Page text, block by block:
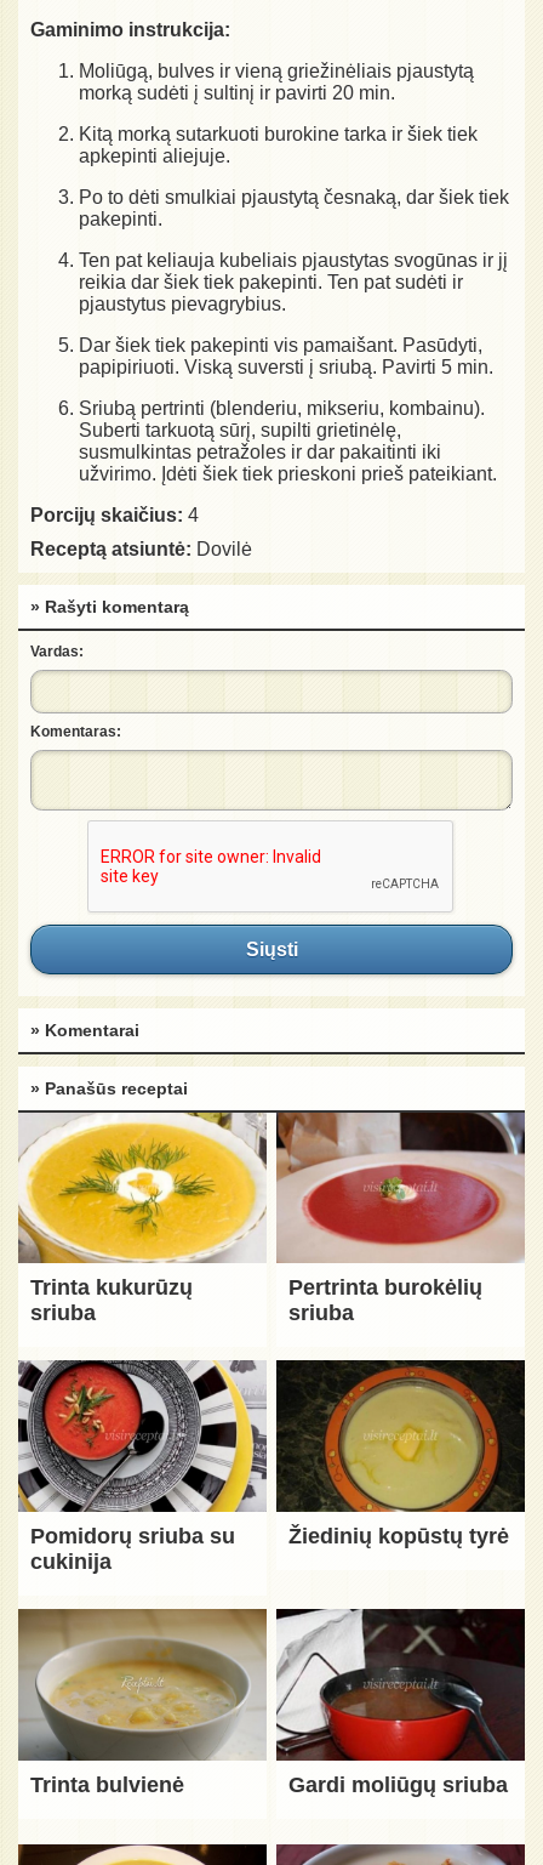
Gaminimo instrukcija:
Moliūgą, bulves ir vieną griežinėliais pjaustytą
morką sudėti į sultinį ir pavirti 20 min.
Kitą morką sutarkuoti burokine tarka ir šiek tiek
apkepinti aliejuje.
Po to dėti smulkiai pjaustytą česnaką, dar šiek tiek
pakepinti.
Ten pat keliauja kubeliais pjaustytas svogūnas ir jį
reikia dar šiek tiek pakepinti. Ten pat sudėti ir
pjaustytus pievagrybius.
Dar šiek tiek pakepinti vis pamaišant. Pasūdyti,
papipiriuoti. Viską suversti į sriubą. Pavirti 5 min.
Sriubą pertrinti (blenderiu, mikseriu, kombainu).
Suberti tarkuotą sūrį, supilti grietinėlę,
susmulkintas petražoles ir dar pakaitinti iki
užvirimo. Įdėti šiek tiek prieskoni prieš pateikiant.
Porcijų skaičius: 4
Receptą atsiuntė: Dovilė
» Rašyti komentarą
Vardas:
Komentaras:
Siųsti
» Komentarai
» Panašūs receptai
Trinta kukurūzų
sriuba
Pertrinta burokėlių
sriuba
Pomidorų sriuba su
cukinija
Žiedinių kopūstų tyrė
Trinta bulvienė Gardi moliūgų sriuba